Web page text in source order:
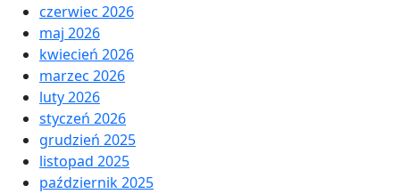
czerwiec 2026
maj 2026
kwiecień 2026
marzec 2026
luty 2026
styczeń 2026
grudzień 2025
listopad 2025
październik 2025